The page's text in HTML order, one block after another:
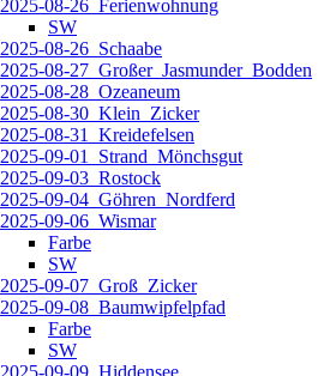
2025-08-26_Ferienwohnung
SW
2025-08-26_Schaabe
2025-08-27_Großer_Jasmunder_Bodden
2025-08-28_Ozeaneum
2025-08-30_Klein_Zicker
2025-08-31_Kreidefelsen
2025-09-01_Strand_Mönchsgut
2025-09-03_Rostock
2025-09-04_Göhren_Nordferd
2025-09-06_Wismar
Farbe
SW
2025-09-07_Groß_Zicker
2025-09-08_Baumwipfelpfad
Farbe
SW
2025-09-09_Hiddensee